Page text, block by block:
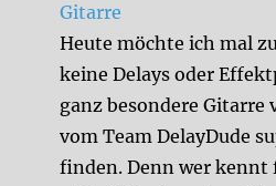
Gitarre
Heute möchte ich mal
keine Delays oder
ganz besondere Gitarre
vom Team DelayDude
finden. Denn wer kennt